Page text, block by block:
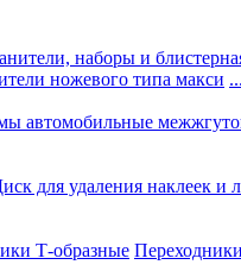
наборы и
ножевого типа макси
автомобильные
для удаления наклеек и
Т-образные